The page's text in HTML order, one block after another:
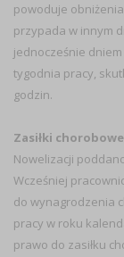
powoduje
przypada w innym
jednocześnie
tygodnia pracy,
godzin.
Zasiłki chorobowe
Nowelizacji
Wcześniej
do wynagrodzenia
pracy w roku
prawo do zasiłku